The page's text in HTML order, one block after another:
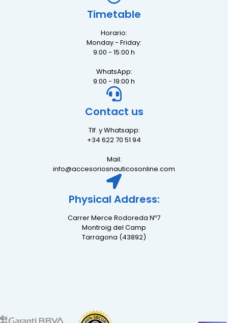
Timetable
Horario:
Monday - Friday:
9:00 - 15:00 h
WhatsApp:
9:00 - 19:00 h
Contact us
Tlf. y Whatsapp:
+34 622 70 51 94
Mail:
info@accesoriosnauticosonline.com
Physical Address:
Carrer Merce Rodoreda Nº7
Montroig del Camp
Tarragona (43892)